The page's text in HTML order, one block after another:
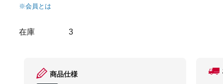
※会員とは
在庫 3
商品仕様